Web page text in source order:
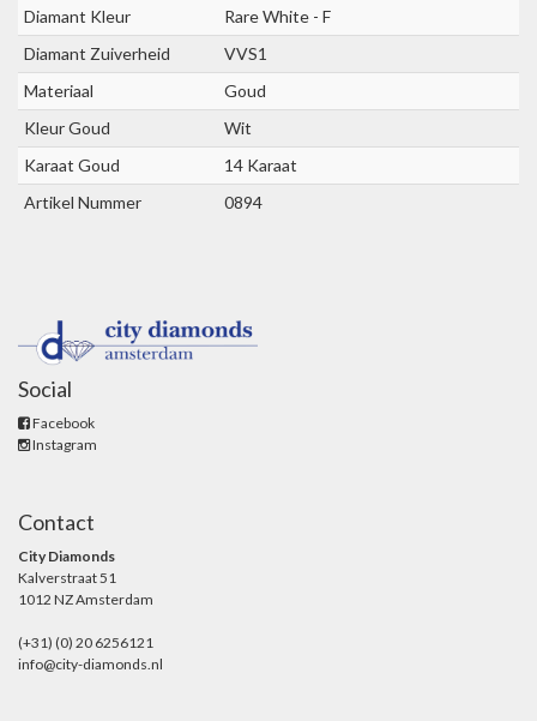
Diamant Kleur
Rare White - F
Diamant Zuiverheid
VVS1
Materiaal
Goud
Kleur Goud
Wit
Karaat Goud
14 Karaat
Artikel Nummer
0894
Social
Facebook
Instagram
Contact
City Diamonds
Kalverstraat 51
1012 NZ Amsterdam
(+31) (0) 20 6256121
info@city-diamonds.nl